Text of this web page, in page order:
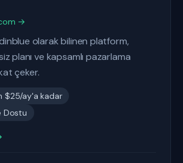
→
olarak bilinen platform,
planı ve kapsamlı pazarlama
çeker.
$25/ay'a kadar
Dostu